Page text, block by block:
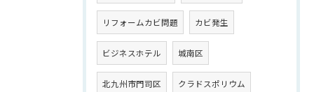
リフォームカビ問題 カビ発生
ビジネスホテル 城南区
北九州市門司区 クラドスポリウム